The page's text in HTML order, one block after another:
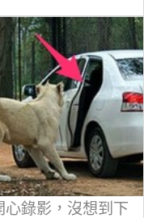
錄影，沒想到下